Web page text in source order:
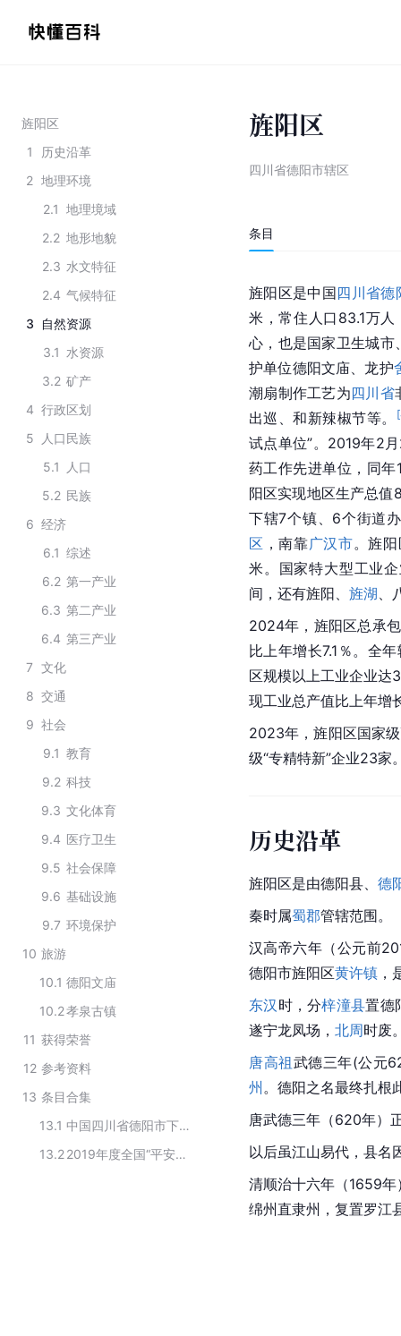
旌阳区
1
历史沿革
2 地理环境
2.1 地理境域
2.2 地形地貌
2.3 水文特征
2.4 气候特征
3
自然资源
3.1 水资源
3.2 矿产
4 行政区划
5
人口民族
5.1
人口
5.2 民族
6 经济
6.1 综述
6.2 第一产业
6.3 第二产业
6.4 第三产业
7 文化
8 交通
9 社会
9.1 教育
9.2 科技
9.3 文化体育
9.4 医疗卫生
9.5 社会保障
9.6 基础设施
9.7 环境保护
10 旅游
10.1 德阳文庙
10.2孝泉古镇
11 获得荣誉
12 参考资料
13 条目合集
13.1
中国四川省德阳市下辖行政区划
13.2
2019年度全国“平安农机”示范县名单
旌阳区
四川省德阳市辖区
条目
旌阳区是中国四川省德
米，常住人口83.1万
心，也是国家卫生城市
护单位德阳文庙、龙护
潮扇制作工艺为四川省
出巡、和新辣椒节等。
[
试点单位”。2019年2
药工作先进单位，同
阳区实现地区生产总值
下辖7个镇、6个街道
区 ，南靠广汉市。旌
米。国家特大型工业
间，还有旌阳、 旌湖
2024年，旌阳区总承
比上年增长7.1％。全
区规模以上工业企业达
现工业总产值比上年增
2023年，旌阳区国家
级“专精特新”企业23家
历史沿革
旌阳区是由德阳县、 德
秦时属蜀郡管辖范围。
汉高帝六年（公元前
德阳市旌阳区黄许镇 ，
东汉 时，分梓潼县置德
遂宁龙凤场， 北周时废
唐高祖武德三年(公元
州 。德阳之名最终扎根
唐武德三年（620年）
以后虽江山易代，县名
清顺治十六年（1659年
绵州直隶州，复置罗江